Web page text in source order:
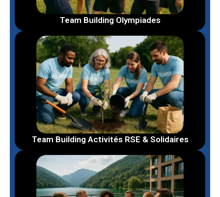
Team Building Olympiades
Team Building Activités RSE & Solidaires